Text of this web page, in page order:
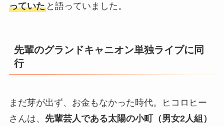
っていたと語っていました。
先輩のグランドキャニオン単独ライブに同
行
まだ芽が出ず、お金もなかった時代。ヒコロヒー
さんは、 先輩芸人である太陽の小町（男女2人組）